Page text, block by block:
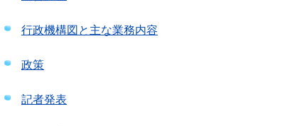
行政機構図と主な業務内容
政策
記者発表